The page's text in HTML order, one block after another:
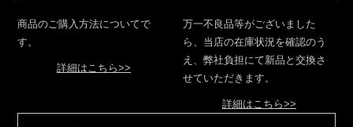
商品のご購入方法についてで
す。
詳細はこちら>>
万一不良品等がございました
ら、当店の在庫状況を確認のう
え、弊社負担にて新品と交換さ
せていただきます。
詳細はこちら>>